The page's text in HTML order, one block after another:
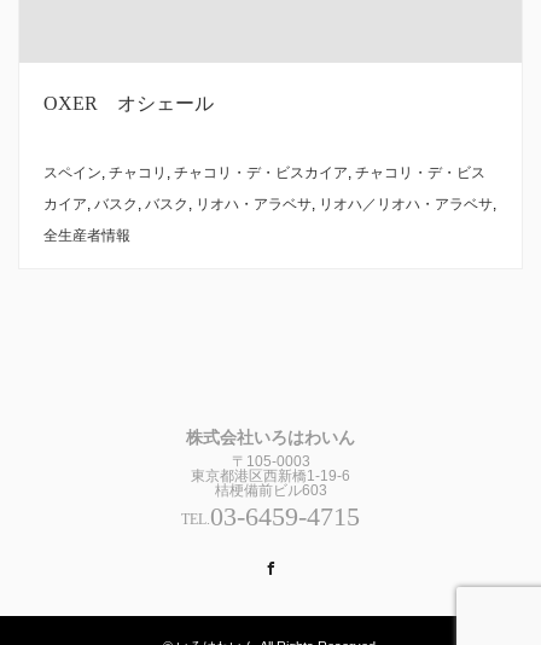
OXER オシェール
スペイン, チャコリ , チャコリ・デ・ビスカイア, チャコリ・デ・ビス
カイア, バスク , バスク , リオハ・アラベサ, リオハ／リオハ・アラベサ,
全生産者情報
株式会社いろはわいん
〒105-0003
東京都港区西新橋1-19-6
桔梗備前ビル603
TEL.03-6459-4715